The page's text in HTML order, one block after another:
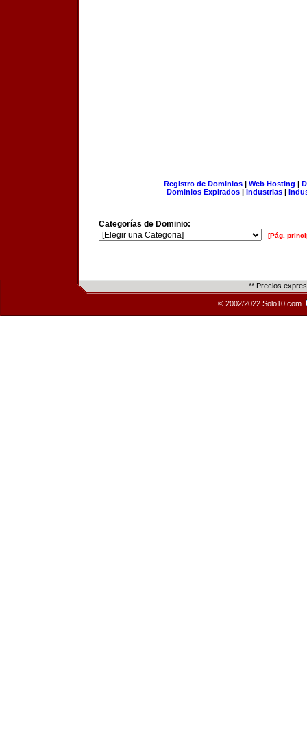
Registro de Dominios| Web Hosting |
Dominios Expirados | Industrias |
Categorías de Dominio:
[Pág.
** Precios
© 2002/2022 Solo10.com